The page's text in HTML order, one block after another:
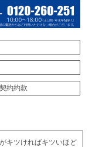
約約款
キツければキツいほど